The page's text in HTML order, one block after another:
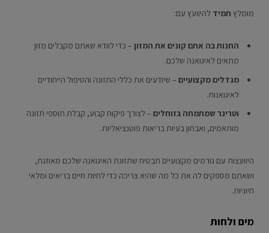
מומלץ תמיד להיוועץ עם:
החנות בה אתם קונים את המזון – כדי לוודא שאתם מקבלים מזון
מתאים לאיגואנה שלכם.
מגדלים מקצועיים – שיודעים את כללי התזונה והטיפול הייחודיים
לאיגואנות.
וטרינר שמתמחה בזוחלים – לצורך פיקוח קבוע, קבלת תוספי תזונה
מותאמים, ואבחון בעיות בריאות פוטנציאליות.
היוועצות עם גורמים מקצועיים תבטיח שתזונת האיגואנה שלכם מאוזנת,
ושאתם מספקים לה את כל מה שהיא צריכה כדי לחיות חיים בריאים ומלאי
חיוניות.
מים ולחות